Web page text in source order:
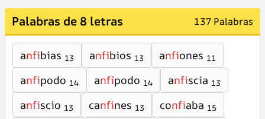
Palabras de 8 letras 137 Palabras
anfibias 13 anfibios 13 anfiones 11
anfipodo 14 anfípodo 14 anfiscia 13
anfiscio 13 canfines 13 confiaba 15